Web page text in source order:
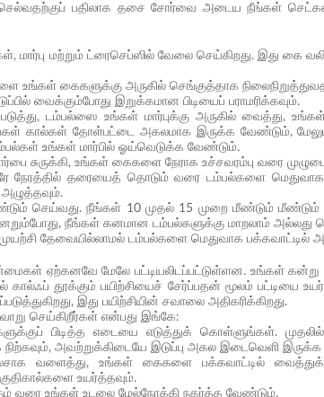
பதிலாக தசை சோர்வை அடைய நீங்கள்
மார்பு மற்றும் ட்ரைசெப்ஸில் வேலை செய்கிறது. இது கை
உங்கள் கைகளுக்கு அருகில் செங்குத்தாக
வைக்கும்போது இறுக்கமான பிடியைப் பராமரிக்கவும்.
படுத்து, டம்பல்ஸை உங்கள் மார்புக்கு அருகில் வைத்து,
கால்கள் தோள்பட்டை அகலமாக இருக்க வேண்டும்,
உங்கள் மார்பில் ஓய்வெடுக்க வேண்டும்.
சுருக்கி, உங்கள் கைகளை நேராக உச்சவரம்பு வரை
நேரத்தில் தரையைத் தொடும் வரை டம்பல்களை
செய்வது. நீங்கள் 10 முதல் 15 முறை மீண்டும்
நீங்கள் கனமான டம்பல்களுக்கு மாறலாம்
தேவையில்லாமல் டம்பல்களை மெதுவாக பக்கவாட்டில்
ஏற்கனவே மேலே பட்டியலிடப்பட்டுள்ளன. உங்கள்
கால்ஃப் தூக்கும் பயிற்சியைச் சேர்ப்பதன் மூலம் பட்டியை
இது பயிற்சியின் சவாலை அதிகரிக்கிறது.
செய்கிறீர்கள் என்பது இங்கே:
பிடித்த எடையை எடுத்துக் கொள்ளுங்கள்.
அவற்றுக்கிடையே இடுப்பு அகல இடைவெளி
வளைத்து, உங்கள் கைகளை பக்கவாட்டில்
உயர்த்தவும்.
வரை உங்கள் உடலை மேல்நோக்கி நகர்த்த வேண்டும்.